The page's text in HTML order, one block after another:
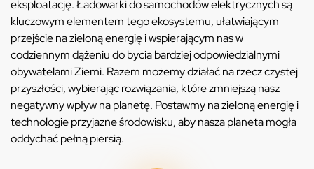
eksploatację. Ładowarki do samochodów elektrycznych są
kluczowym elementem tego ekosystemu, ułatwiającym
przejście na zieloną energię i wspierającym nas w
codziennym dążeniu do bycia bardziej odpowiedzialnymi
obywatelami Ziemi. Razem możemy działać na rzecz czystej
przyszłości, wybierając rozwiązania, które zmniejszą nasz
negatywny wpływ na planetę. Postawmy na zieloną energię i
technologie przyjazne środowisku, aby nasza planeta mogła
oddychać pełną piersią.